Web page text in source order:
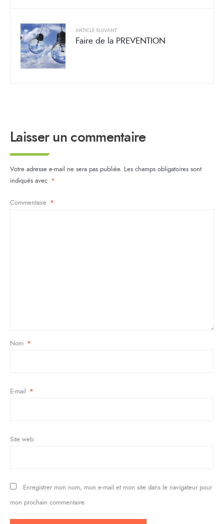
ARTICLE SUIVANT
Faire de la PREVENTION
Laisser un commentaire
Votre adresse e-mail ne sera pas publiée. Les champs obligatoires sont
indiqués avec *
Commentaire *
Nom *
E-mail *
Site web
Enregistrer mon nom, mon e-mail et mon site dans le navigateur pour
mon prochain commentaire.